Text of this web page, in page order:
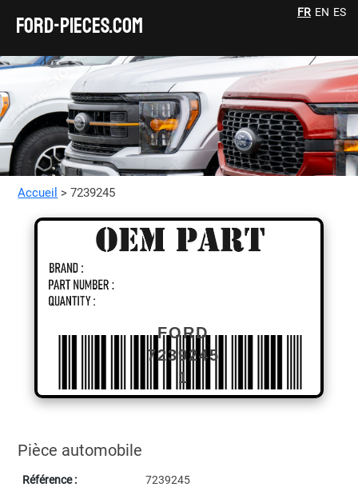
FORD-pieces.com
FR EN ES
Accueil > 7239245
Pièce automobile
Référence : 7239245
FORD
7239245
1